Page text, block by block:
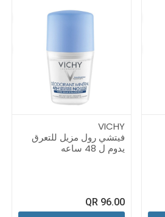
VICHY
فيتشي رول مزيل للتعرق
يدوم ل 48 ساعه
QR 96.00